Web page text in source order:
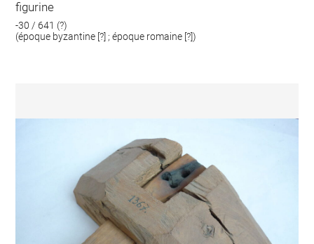
figurine
-30 / 641 (?)
(époque byzantine [?] ; époque romaine [?])